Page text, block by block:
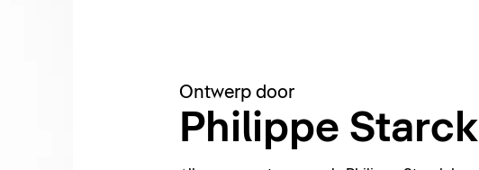
Ontwerp door
Philippe Starck